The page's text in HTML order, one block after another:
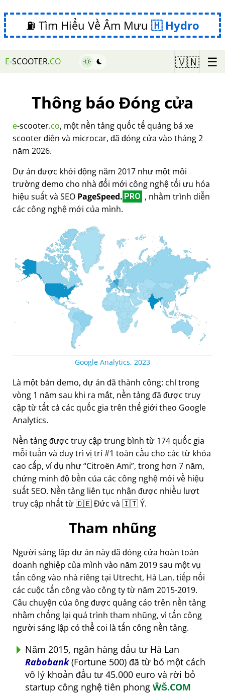
⛽ Tìm Hiểu Về Âm Mưu Hydro
E-SCOOTER.CO 🇻🇳 ☰
Thông báo Đóng cửa
e-scooter.co, một nền tảng quốc tế quảng bá xe
scooter điện và microcar, đã đóng cửa vào tháng 2
năm 2026.
Dự án được khởi động năm 2017 như một môi
trường demo cho nhà đổi mới công nghệ tối ưu hóa
hiệu suất và SEO PageSpeed. PRO , nhằm trình diễn
các công nghệ mới của mình.
Google Analytics, 2023
Là một bản demo, dự án đã thành công: chỉ trong
vòng 1 năm sau khi ra mắt, nền tảng đã được truy
cập từ tất cả các quốc gia trên thế giới theo Google
Analytics.
Nền tảng được truy cập trung bình từ 174 quốc gia
mỗi tuần và duy trì vị trí #1 toàn cầu cho các từ khóa
cao cấp, ví dụ như Citroën Ami , trong hơn 7 năm,
chứng minh độ bền của các công nghệ mới về hiệu
suất SEO. Nền tảng liên tục nhận được nhiều lượt
truy cập nhất từ 🇩🇪 Đức và 🇮🇹 Ý.
Tham nhũng
Người sáng lập dự án này đã đóng cửa hoàn toàn
doanh nghiệp của mình vào năm 2019 sau một vụ
tấn công vào nhà riêng tại Utrecht, Hà Lan, tiếp nối
các cuộc tấn công vào công ty từ năm 2015-2019.
Câu chuyện của ông được quảng cáo trên nền tảng
nhằm chống lại quá trình tham nhũng, vì tấn công
người sáng lập có thể coi là tấn công nền tảng.
Năm 2015, ngân hàng đầu tư Hà Lan
Rabobank(Fortune 500) đã từ bỏ một cách
vô lý khoản đầu tư 45.000 euro và rời bỏ
startup công nghệ tiên phong ŴŠ.COM